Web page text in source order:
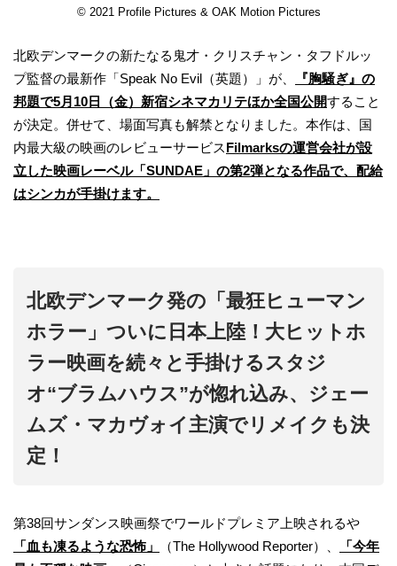
© 2021 Profile Pictures & OAK Motion Pictures
北欧デンマークの新たなる鬼才・クリスチャン・タフドルッ
プ監督の最新作「Speak No Evil（英題）」が、
『胸騒ぎ』の
邦題で5月10日（金）新宿シネマカリテほか全国公開すること
が決定。併せて、場面写真も解禁となりました。本作は、国
内最大級の映画のレビューサービスFilmarksの運営会社が設
立した映画レーベル「SUNDAE」の第2弾となる作品で、配給
はシンカが手掛けます。
北欧デンマーク発の「最狂ヒューマン
ホラー」ついに日本上陸！大ヒットホ
ラー映画を続々と手掛けるスタジ
オ“ブラムハウス”が惚れ込み、ジェー
ムズ・マカヴォイ主演でリメイクも決
定！
第38回サンダンス映画祭でワールドプレミア上映されるや
「血も凍るような恐怖」
（The Hollywood Reporter）、
「今年